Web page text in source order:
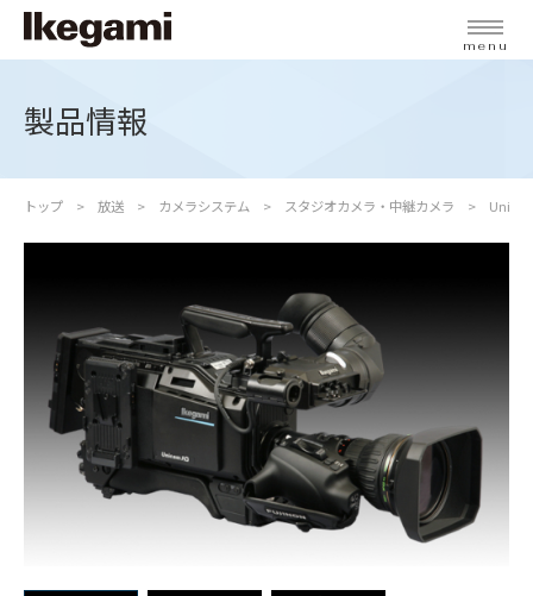
menu
製品情報
トップ 放送 カメラシステム スタジオカメラ・中継カメラ